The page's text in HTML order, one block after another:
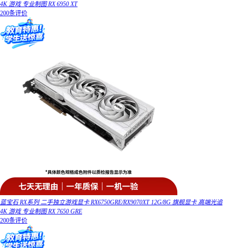
4K 游戏 专业制图 RX 6950 XT
200条评价
蓝宝石 RX系列 二手独立游戏显卡 RX6750GRE/RX9070XT 12G/8G 旗舰显卡 高端光追
4K 游戏 专业制图 RX 7650 GRE
200条评价